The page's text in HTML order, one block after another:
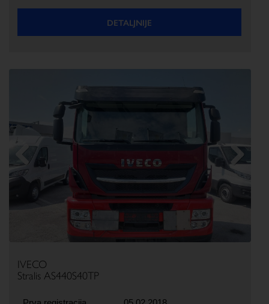
DETALJNIJE
Previous Next
IVECO
Stralis AS440S40TP